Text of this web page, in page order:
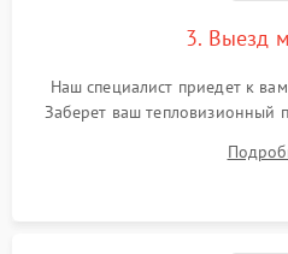
3. Выезд
Наш специалист приедет к
Заберет ваш тепловизионный